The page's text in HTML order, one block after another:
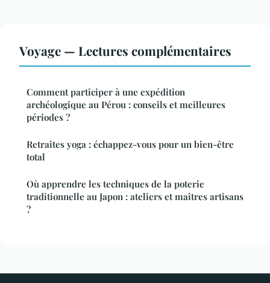
Voyage — Lectures complémentaires
Comment participer à une expédition
archéologique au Pérou : conseils et meilleures
périodes ?
Retraites yoga : échappez-vous pour un bien-être
total
Où apprendre les techniques de la poterie
traditionnelle au Japon : ateliers et maîtres artisans
?